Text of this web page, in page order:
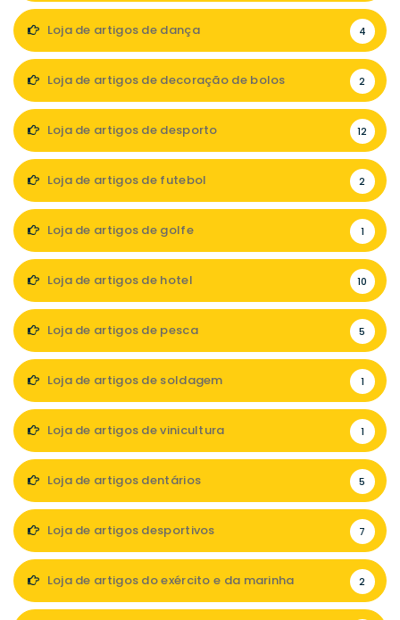
Loja de artigos de dança 4
Loja de artigos de decoração de bolos 2
Loja de artigos de desporto 12
Loja de artigos de futebol 2
Loja de artigos de golfe 1
Loja de artigos de hotel 10
Loja de artigos de pesca 5
Loja de artigos de soldagem 1
Loja de artigos de vinicultura 1
Loja de artigos dentários 5
Loja de artigos desportivos 7
Loja de artigos do exército e da marinha 2